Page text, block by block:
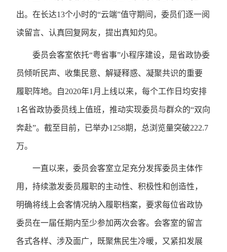
出。在长达13个小时的“云端”值守期间，委员们逐一阅
读留言、认真回复网友，提出真知灼见。
委员会客室依托“粤省事”小程序建设，是省政协委
员倾听民声、收集民意、解疑释惑、凝聚共识的重要
履职阵地。自2020年1月上线以来，每个工作日均安排
1名省政协委员线上值班，推动实现委员与群众的“双向
奔赴”。截至目前，已举办1258期，总浏览量突破222.7
万。
一直以来，委员会客室立足充分发挥委员主体作
用，持续激发委员履职的主动性、积极性和创造性，
明确将线上会客情况纳入履职档案，要求每位省政协
委员在一届任期内至少参加两次会客。会客室的留言
各式各样、涉及面广，既聚焦民生冷暖，又紧扣发展